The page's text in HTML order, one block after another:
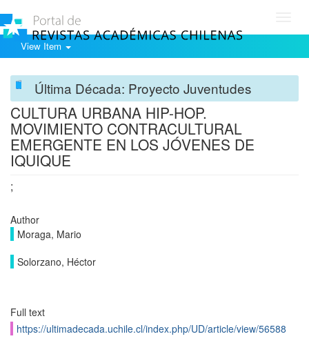
View Item
Última Década: Proyecto Juventudes
CULTURA URBANA HIP-HOP.
MOVIMIENTO CONTRACULTURAL
EMERGENTE EN LOS JÓVENES DE
IQUIQUE
;
Author
Moraga, Mario
Solorzano, Héctor
Full text
https://ultimadecada.uchile.cl/index.php/UD/article/view/56588